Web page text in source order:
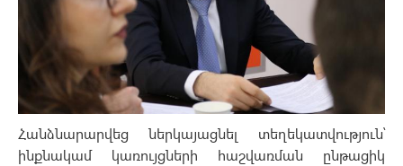
Հանձնարարվեց ներկայացնել տեղեկատվություն՝
ինքնակամ կառույցների հաշվառման ընթացիկ